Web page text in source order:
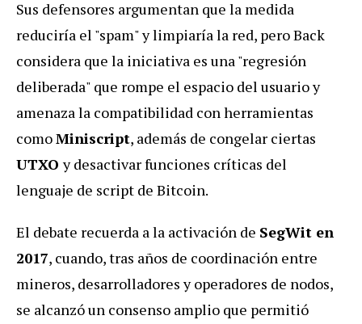
Sus defensores argumentan que la medida
reduciría el "spam" y limpiaría la red, pero Back
considera que la iniciativa es una "regresión
deliberada" que rompe el espacio del usuario y
amenaza la compatibilidad con herramientas
comoMiniscript, además de congelar ciertas
UTXOy desactivar funciones críticas del
lenguaje de script de Bitcoin.
El debate recuerda a la activación de SegWit en
2017, cuando, tras años de coordinación entre
mineros, desarrolladores y operadores de nodos,
se alcanzó un consenso amplio que permitió